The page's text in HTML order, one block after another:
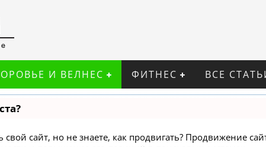
И ВЕЛНЕС ФИТНЕС ВСЕ
сайт, но не знаете, как продвигать? Продвижение